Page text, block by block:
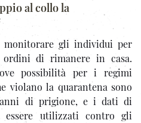
al collo la
monitorare gli individui per
ordini di rimanere in casa.
possibilità per i regimi
violano la quarantena sono
di prigione, e i dati di
essere utilizzati contro gli